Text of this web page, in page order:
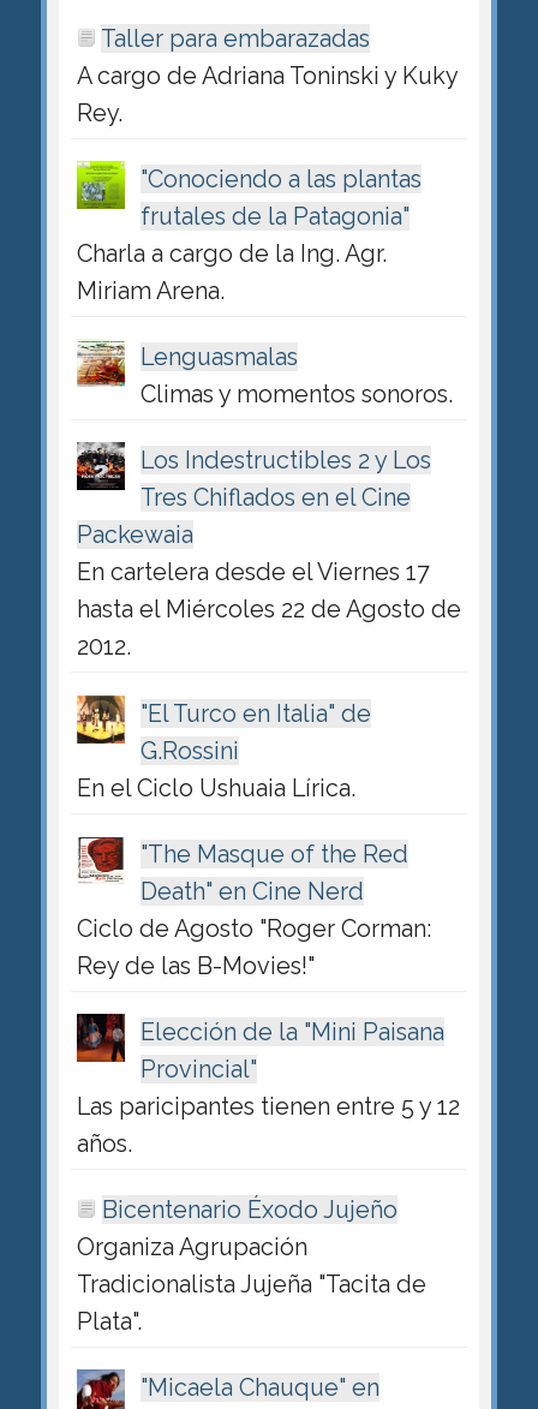
Taller para embarazadas
A cargo de Adriana Toninski y Kuky
Rey.
"Conociendo a las plantas
frutales de la Patagonia"
Charla a cargo de la Ing. Agr.
Miriam Arena.
Lenguasmalas
Climas y momentos sonoros.
Los Indestructibles 2 y Los
Tres Chiflados en el Cine
Packewaia
En cartelera desde el Viernes 17
hasta el Miércoles 22 de Agosto de
2012.
"El Turco en Italia" de
G.Rossini
En el Ciclo Ushuaia Lírica.
"The Masque of the Red
Death" en Cine Nerd
Ciclo de Agosto "Roger Corman:
Rey de las B-Movies!"
Elección de la "Mini Paisana
Provincial"
Las paricipantes tienen entre 5 y 12
años.
Bicentenario Éxodo Jujeño
Organiza Agrupación
Tradicionalista Jujeña "Tacita de
Plata".
"Micaela Chauque" en